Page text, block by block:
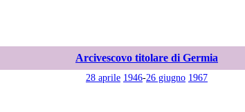
Arcivescovo titolare di Germia
28 aprile 1946-26 giugno 1967